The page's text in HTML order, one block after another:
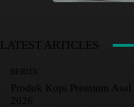
LATEST ARTICLES
BERITA
Produk Kopi Premium
2026